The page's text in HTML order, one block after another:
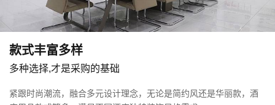
款式丰富多样
多种选择,才是采购的基础
紧跟时尚潮流，融合多元设计理念，无论是简约风还是华丽款，酒
金驹踏春来，瑞气盈门庭。值此 2026 丙午马年
梳子等产品，旨在为宾客提供便利。随着时代...
08-26
用品脱颖而出，以 “品质铸就卓越，一站式采购
的安心之选” 为核心理念，为酒店行业...